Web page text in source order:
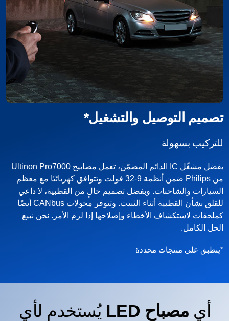
تصميم التوصيل والتشغيل*
للتركيب بسهولة
بفضل مشغّل IC الدائم المضمّن، تعمل مصابيح Ultinon Pro7000
من Philips ضمن أنظمة 9-32 فولت وتتوافق كهربائيًا مع معظم
السيارات والشاحنات. وبفضل تصميم خالٍ من القطبية، لا داعي
للقلق بشأن القطبية أثناء الثبيت. وتتوفر محولات CANbus أيضًا
كملحقات لاستكشاف الأخطاء وإصلاحها إذا لزم الأمر. نحن نبيع
الحل الكامل.‎
*ينطبق على منتجات محددة
أي مصباح LED‏
يُستخدم لأي